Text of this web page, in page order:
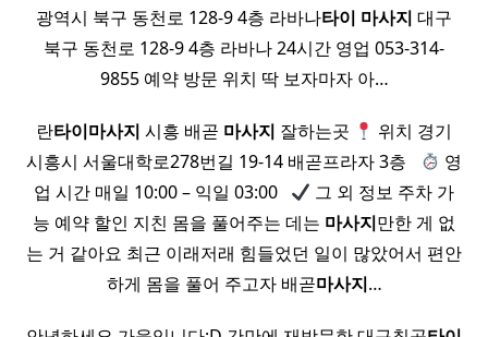
광역시 북구 동천로 128-9 4층 라바나타이 마사지 대구
북구 동천로 128-9 4층 라바나 24시간 영업 053-314-
9855 예약 방문 위치 딱 보자마자 아…
란타이마사지 시흥 배곧 마사지 잘하는곳
위치 경기
시흥시 서울대학로278번길 19-14 배곧프라자 3층 ​ ​
영
업 시간 매일 10:00 – 익일 03:00 ​ ​
그 외 정보 주차 가
능 예약 할인 지친 몸을 풀어주는 데는 마사지만한 게 없
는 거 같아요 최근 이래저래 힘들었던 일이 많았어서 편안
하게 몸을 풀어 주고자 배곧마사지…